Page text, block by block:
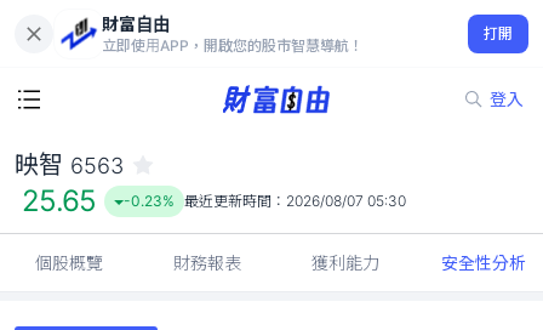
財富自由
立即使用APP，開啟您的股市智慧導航！
打開
登入
25.65
-0.23%
映智 6563
25.65 -0.23% 最近更新時間： 2026/08/07 05:30
個股概覽 財務報表 獲利能力 安全性分析